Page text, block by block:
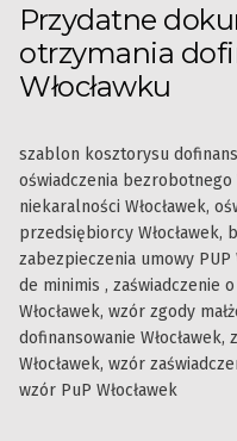
Przydatne
otrzymania
Włocławku
szablon kosztorysu
oświadczenia bezrobotnego
niekaralności Włocławek,
przedsiębiorcy Włocławek,
zabezpieczenia umowy PUP
de minimis , zaświadczenie
Włocławek, wzór zgody
dofinansowanie
Włocławek, wzór
wzór PuP Włocławek